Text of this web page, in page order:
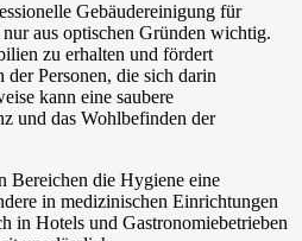
Gebäudereinigung für
aus optischen Gründen wichtig.
zu erhalten und fördert
Personen, die sich darin
kann eine saubere
und das Wohlbefinden der
Bereichen die Hygiene eine
in medizinischen Einrichtungen
in Hotels und Gastronomiebetrieben